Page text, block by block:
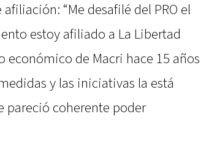
“Me desafilé del PRO el
estoy afiliado a La Libertad
económico de Macri hace 15 años
y las iniciativas la está
pareció coherente poder